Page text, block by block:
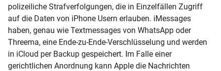
polizeiliche Strafverfolgungen, die in Einzelfällen Zugriff
auf die Daten von iPhone Usern erlauben. iMessages
haben, genau wie Textmessages von WhatsApp oder
Threema, eine Ende-zu-Ende-Verschlüsselung und werden
in iCloud per Backup gespeichert. Im Falle einer
gerichtlichen Anordnung kann Apple die Nachrichten